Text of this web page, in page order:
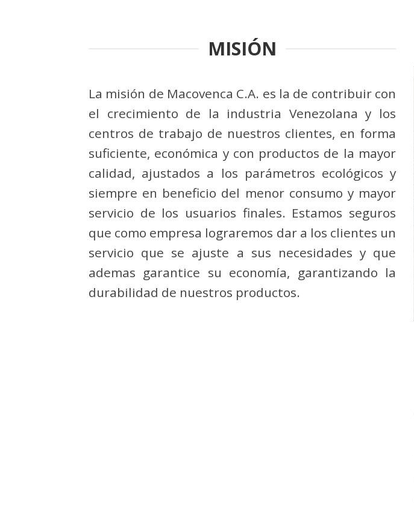
MISIÓN
La misión de Macovenca C.A. es la de contribuir con
el crecimiento de la industria Venezolana y los
centros de trabajo de nuestros clientes, en forma
suficiente, económica y con productos de la mayor
calidad, ajustados a los parámetros ecológicos y
siempre en beneficio del menor consumo y mayor
servicio de los usuarios finales. Estamos seguros
que como empresa lograremos dar a los clientes un
servicio que se ajuste a sus necesidades y que
ademas garantice su economía, garantizando la
durabilidad de nuestros productos.